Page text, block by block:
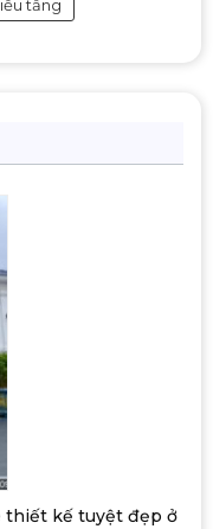
tầng
thiết kế tuyệt đẹp ở